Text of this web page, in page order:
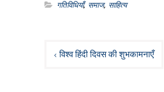
गतिविधियाँ, समाज, साहित्य
Postविश्व हिंदी दिवस की शुभकामनाएँ